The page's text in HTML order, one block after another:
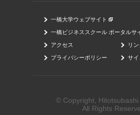
© Copyright, Hitotsubashi
All Rights
一橋大学ウェブサイト
一橋ビジネススクール ポータルサ
アクセス リン
プライバシーポリシー サイ